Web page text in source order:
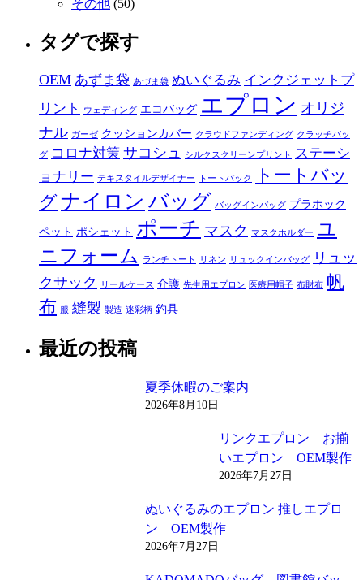
その他 (50)
タグで探す
OEM あずま袋 あづま袋 ぬいぐるみ インクジェットプ
リント
ウェディング エコバッグ エプロン オリジ
ナル ガーゼ クッションカバー クラウドファンディング クラッチバッ
グ コロナ対策 サコシュ シルクスクリーンプリント
ステーシ
ョナリー テキスタイルデザイナー トートバック
トートバッ
グナイロン バッグ バッグインバッグ プラホック
ペット ポシェット ポーチ マスク マスクホルダー ユ
ニフォーム
ランチトート リネン リュックインバッグ
リュッ
クサック
リールケース 介護 先生用エプロン 医療用帽子 布財布 帆
布 服 縫製 製造 迷彩柄 釣具
最近の投稿
夏季休暇のご案内
2026年8月10日
リンクエプロン お揃
いエプロン OEM製作
2026年7月27日
ぬいぐるみのエプロン 推しエプロ
ン OEM製作
2026年7月27日